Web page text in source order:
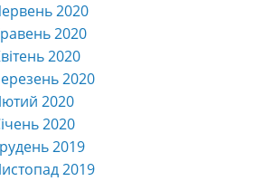
2020
2020
2020
2020
2020
2020
2019
2019